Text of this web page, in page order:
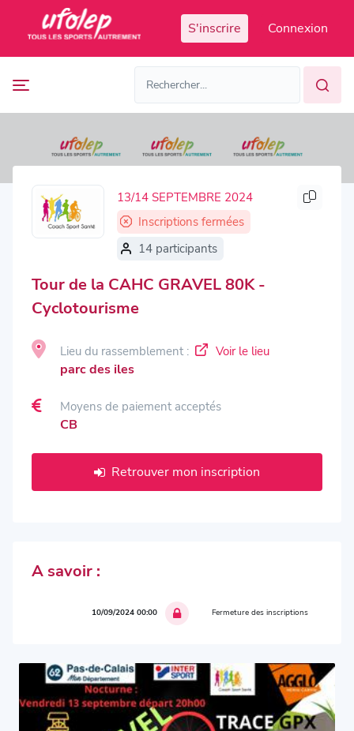
S'inscrire Connexion
manifestations
organisateur
13/14 SEPTEMBRE 2024
Inscriptions fermées
14 participants
Tour de la CAHC GRAVEL 80K -
Cyclotourisme
Lieu du rassemblement : Voir le lieu
parc des iles
Moyens de paiement acceptés
CB
Retrouver mon inscription
A savoir :
10/09/2024 00:00 Fermeture des inscriptions
Panneau de gestion des cookies